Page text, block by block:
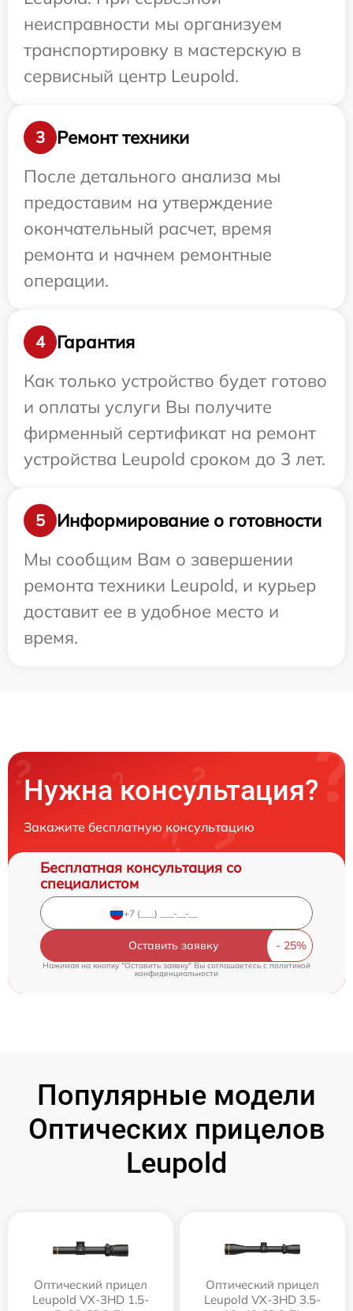
неисправности мы организуем
транспортировку в мастерскую в
сервисный центр Leupold.
3
Ремонт техники
После детального анализа мы
предоставим на утверждение
окончательный расчет, время
ремонта и начнем ремонтные
операции.
4
Гарантия
Как только устройство будет готово
и оплаты услуги Вы получите
фирменный сертификат на ремонт
устройства Leupold сроком до 3 лет.
5
Информирование о готовности
Мы сообщим Вам о завершении
ремонта техники Leupold, и курьер
доставит ее в удобное место и
время.
Нужна консультация?
Закажите бесплатную консультацию
Бесплатная консультация со
специалистом
Оставить заявку
Нажимая на кнопку "Оставить заявку" Вы соглашаетесь c политикой
конфиденциальности
Популярные модели
Оптических прицелов
Leupold
Оптический прицел
Leupold VX-3HD 1.5-
Оптический прицел
Leupold VX-3HD 3.5-